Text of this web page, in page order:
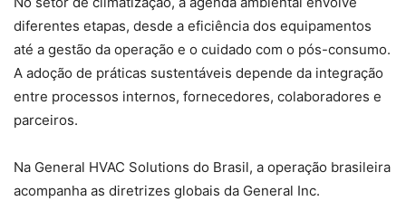
diferentes etapas, desde a eficiência dos equipamentos
até a gestão da operação e o cuidado com o pós-consumo.
A adoção de práticas sustentáveis depende da integração
entre processos internos, fornecedores, colaboradores e
parceiros.
Na General HVAC Solutions do Brasil, a operação brasileira
acompanha as diretrizes globais da General Inc.